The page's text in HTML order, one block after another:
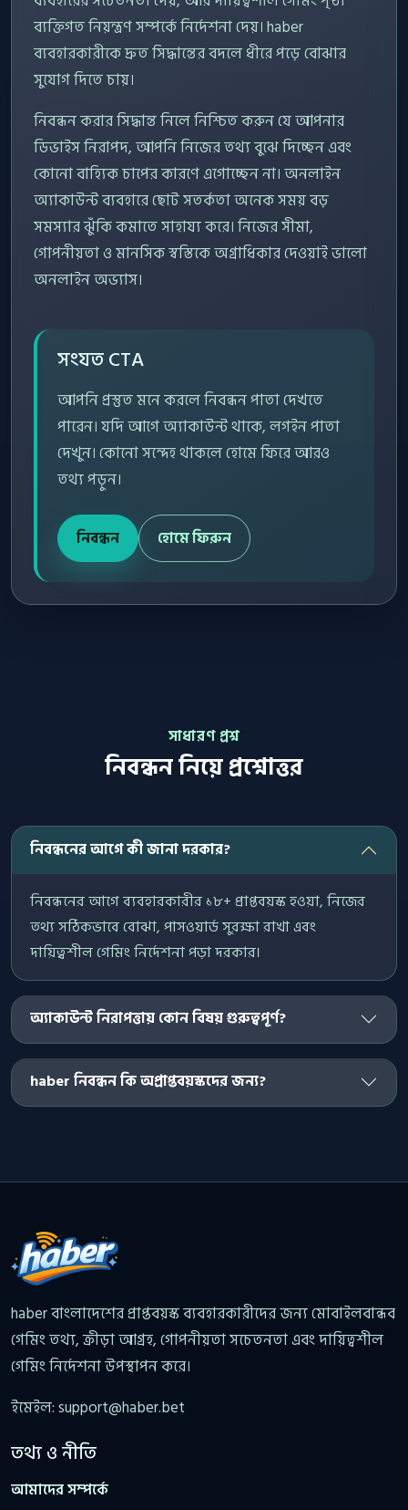
ব্যক্তিগত নিয়ন্ত্রণ সম্পর্কে নির্দেশনা দেয়। haber
ব্যবহারকারীকে দ্রুত সিদ্ধান্তের বদলে ধীরে পড়ে বোঝার
সুযোগ দিতে চায়।
নিবন্ধন করার সিদ্ধান্ত নিলে নিশ্চিত করুন যে আপনার
ডিভাইস নিরাপদ, আপনি নিজের তথ্য বুঝে দিচ্ছেন এবং
কোনো বাহ্যিক চাপের কারণে এগোচ্ছেন না। অনলাইন
অ্যাকাউন্ট ব্যবহারে ছোট সতর্কতা অনেক সময় বড়
সমস্যার ঝুঁকি কমাতে সাহায্য করে। নিজের সীমা,
গোপনীয়তা ও মানসিক স্বস্তিকে অগ্রাধিকার দেওয়াই ভালো
অনলাইন অভ্যাস।
সংযত CTA
আপনি প্রস্তুত মনে করলে নিবন্ধন পাতা দেখতে
পারেন। যদি আগে অ্যাকাউন্ট থাকে, লগইন পাতা
দেখুন। কোনো সন্দেহ থাকলে হোমে ফিরে আরও
তথ্য পড়ুন।
নিবন্ধন হোমে ফিরুন
সাধারণ প্রশ্ন
নিবন্ধন নিয়ে প্রশ্নোত্তর
নিবন্ধনের আগে কী জানা দরকার?
নিবন্ধনের আগে ব্যবহারকারীর ১৮+ প্রাপ্তবয়স্ক হওয়া, নিজের
তথ্য সঠিকভাবে বোঝা, পাসওয়ার্ড সুরক্ষা রাখা এবং
দায়িত্বশীল গেমিং নির্দেশনা পড়া দরকার।
অ্যাকাউন্ট নিরাপত্তায় কোন বিষয় গুরুত্বপূর্ণ?
haber নিবন্ধন কি অপ্রাপ্তবয়স্কদের জন্য?
haber বাংলাদেশের প্রাপ্তবয়স্ক ব্যবহারকারীদের জন্য মোবাইলবান্ধব
গেমিং তথ্য, ক্রীড়া আগ্রহ, গোপনীয়তা সচেতনতা এবং দায়িত্বশীল
গেমিং নির্দেশনা উপস্থাপন করে।
ইমেইল:support@haber.bet
তথ্য ও নীতি
আমাদের সম্পর্কে